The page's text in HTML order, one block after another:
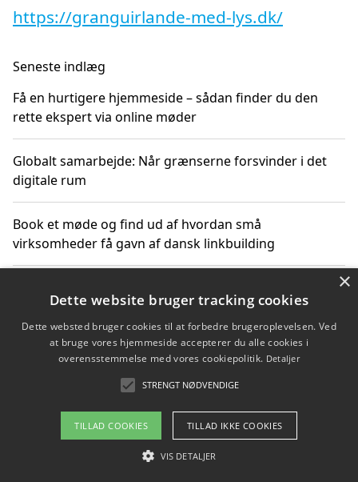
https://granguirlande-med-lys.dk/
Seneste indlæg
Få en hurtigere hjemmeside – sådan finder du den
rette ekspert via online møder
Globalt samarbejde: Når grænserne forsvinder i det
digitale rum
Book et møde og find ud af hvordan små
virksomheder få gavn af dansk linkbuilding
får du indgår et samarbejde
Hold et møde med en WordPress ekspert og vælg den
mest professionelle til at vedligeholde din løsning
Copyright 2026 - Pilanto Aps
Om / kontakt
×
Dette website bruger tracking cookies
Dette websted bruger cookies til at forbedre brugeroplevelsen. Ved
at bruge vores hjemmeside accepterer du alle cookies i
overensstemmelse med vores cookiepolitik. Detaljer
STRENGT NØDVENDIGE
TILLAD COOKIES TILLAD IKKE COOKIES
VIS DETALJER